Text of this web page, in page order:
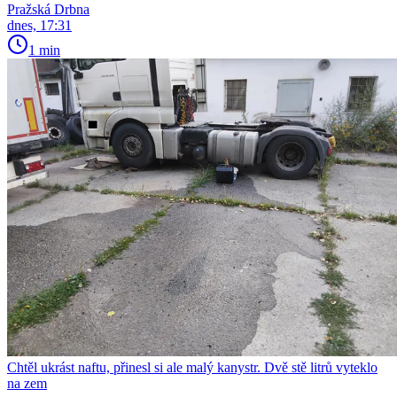
Pražská Drbna
dnes, 17:31
1 min
Chtěl ukrást naftu, přinesl si ale malý kanystr. Dvě stě litrů vyteklo
na zem